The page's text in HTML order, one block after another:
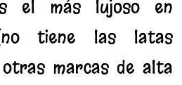
más lujoso en
tiene las latas
marcas de alta